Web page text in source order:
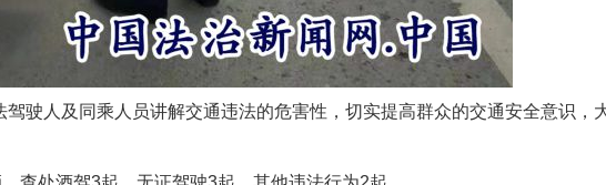
人及同乘人员讲解交通违法的危害性，切实提高群众的交通安全意识，